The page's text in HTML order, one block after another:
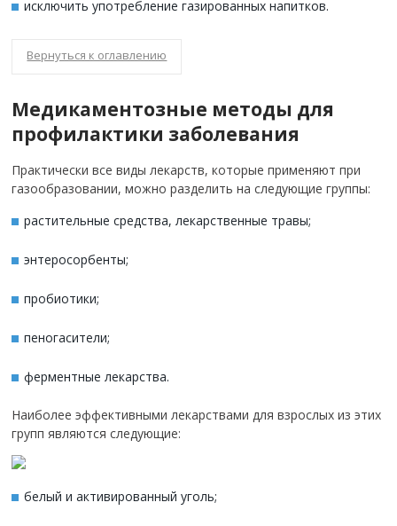
исключить употребление газированных напитков.
Вернуться к оглавлению
Медикаментозные методы для
профилактики заболевания
Практически все виды лекарств, которые применяют при
газообразовании, можно разделить на следующие группы:
растительные средства, лекарственные травы;
энтеросорбенты;
пробиотики;
пеногасители;
ферментные лекарства.
Наиболее эффективными лекарствами для взрослых из этих
групп являются следующие:
белый и активированный уголь;